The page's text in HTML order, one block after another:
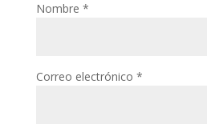
Nombre *
Correo electrónico *